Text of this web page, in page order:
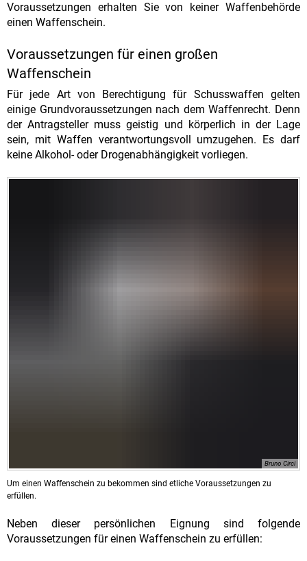
Voraussetzungen erhalten Sie von keiner Waffenbehörde
einen Waffenschein.
Voraussetzungen für einen großen
Waffenschein
Für jede Art von Berechtigung für Schusswaffen gelten
einige Grundvoraussetzungen nach dem Waffenrecht. Denn
der Antragsteller muss geistig und körperlich in der Lage
sein, mit Waffen verantwortungsvoll umzugehen. Es darf
keine Alkohol- oder Drogenabhängigkeit vorliegen.
Bruno Circi
Um einen Waffenschein zu bekommen sind etliche Voraussetzungen zu
erfüllen.
Neben dieser persönlichen Eignung sind folgende
Voraussetzungen für einen Waffenschein zu erfüllen: